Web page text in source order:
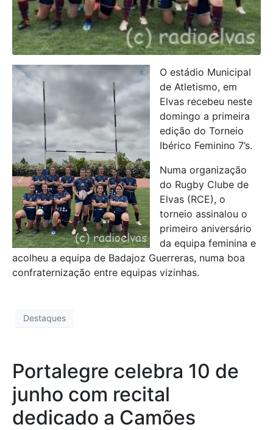
O estádio Municipal
de Atletismo, em
Elvas recebeu neste
domingo a primeira
edição do Torneio
Ibérico Feminino 7’s.
Numa organização
do Rugby Clube de
Elvas (RCE), o
torneio assinalou o
primeiro aniversário
da equipa feminina e
acolheu a equipa de Badajoz Guerreras, numa boa
confraternização entre equipas vizinhas.
Destaques
Portalegre celebra 10 de
junho com recital
dedicado a Camões